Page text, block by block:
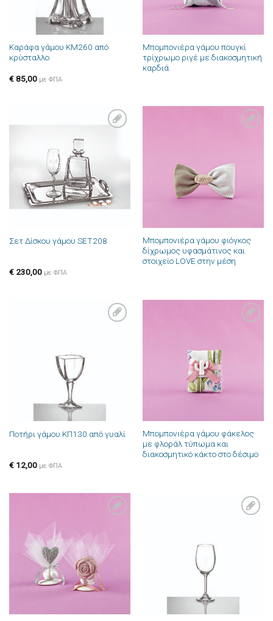
Καράφα γάμου ΚΜ260 από
κρύσταλλο
€85,00 με ΦΠΑ
Μπομπονιέρα γάμου πουγκί
τρίχρωμο ριγέ με διακοσμητική
καρδιά
Σετ Δίσκου γάμου SET208
€230,00 με ΦΠΑ
Μπομπονιέρα γάμου φιόγκος
δίχρωμος υφασμάτινος και
στοιχείο LOVE στην μέση
Ποτήρι γάμου ΚΠ130 από γυαλί
€12,00 με ΦΠΑ
Μπομπονιέρα γάμου φάκελος
με φλοράλ τύπωμα και
διακοσμητικό κάκτο στο δέσιμο
επιθυμιών